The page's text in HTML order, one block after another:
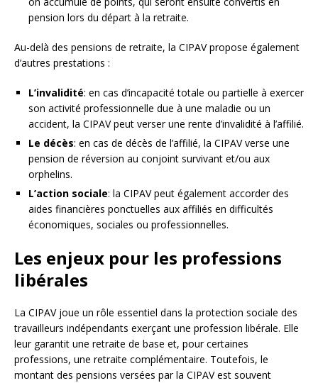
pension lors du départ à la retraite.
Au-delà des pensions de retraite, la CIPAV propose également
d’autres prestations :
L’invalidité: en cas d’incapacité totale ou partielle à exercer
son activité professionnelle due à une maladie ou un
accident, la CIPAV peut verser une rente d’invalidité à l’affilié.
Le décès: en cas de décès de l’affilié, la CIPAV verse une
pension de réversion au conjoint survivant et/ou aux
orphelins.
L’action sociale: la CIPAV peut également accorder des
aides financières ponctuelles aux affiliés en difficultés
économiques, sociales ou professionnelles.
Les enjeux pour les professions
libérales
La CIPAV joue un rôle essentiel dans la protection sociale des
travailleurs indépendants exerçant une profession libérale. Elle
leur garantit une retraite de base et, pour certaines
professions, une retraite complémentaire. Toutefois, le
montant des pensions versées par la CIPAV est souvent